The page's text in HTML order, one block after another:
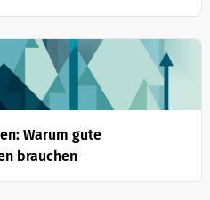
Warum gute
brauchen